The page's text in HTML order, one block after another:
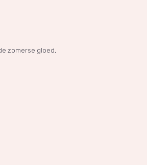
zomerse gloed,